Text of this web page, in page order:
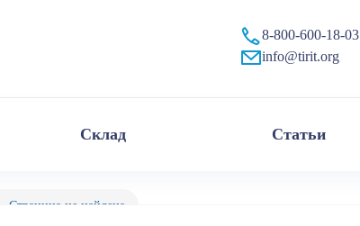
8-800-600-18-03
info@tirit.org
Склад Статьи
Страница не найдена